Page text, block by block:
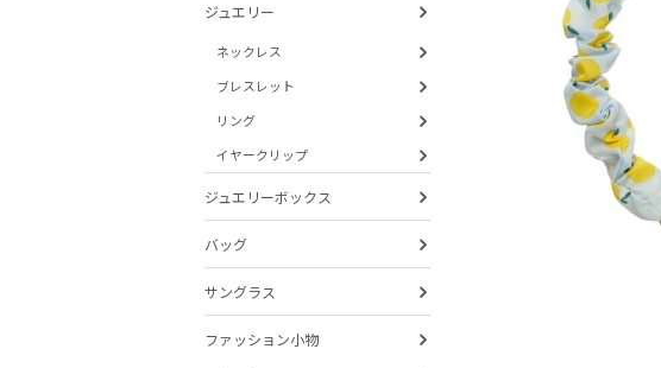
ジュエリー
ネックレス
ブレスレット
リング
イヤークリップ
ジュエリーボックス
バッグ
サングラス
ファッション小物